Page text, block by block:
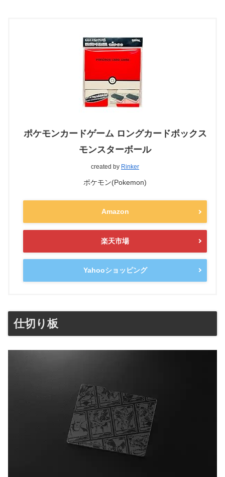
ポケモンカードゲーム ロングカードボックス
モンスターボール
created by Rinker
ポケモン(Pokemon)
Amazon
楽天市場
Yahooショッピング
仕切り板